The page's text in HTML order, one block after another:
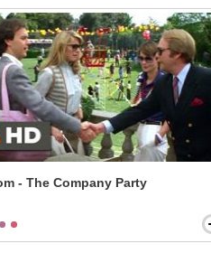
- The Company Party